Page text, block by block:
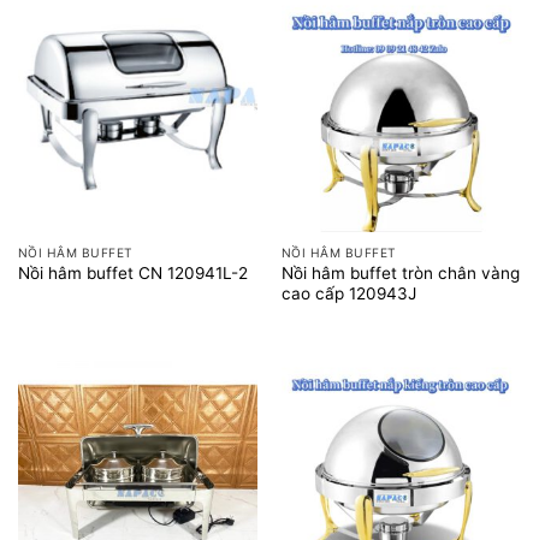
NỒI HÂM BUFFET
Nồi hâm buffet CN 120941L-2
NỒI HÂM BUFFET
Nồi hâm buffet tròn chân vàng
cao cấp 120943J